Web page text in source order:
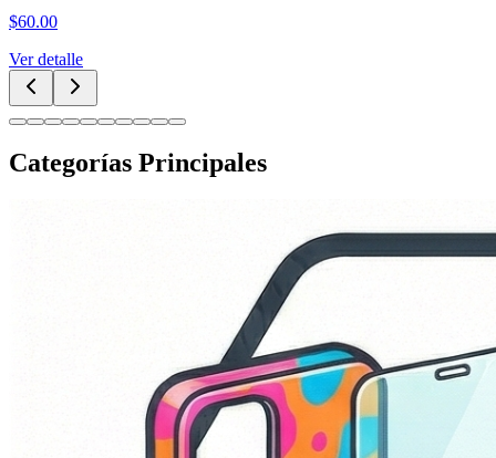
$60.00
Ver detalle
Categorías Principales